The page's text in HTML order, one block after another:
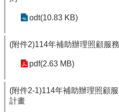
odt(10.83 KB)
(附件2)114年補助辦理照顧服
pdf(2.63 MB)
(附件2-1)114年補助辦理照顧
計畫